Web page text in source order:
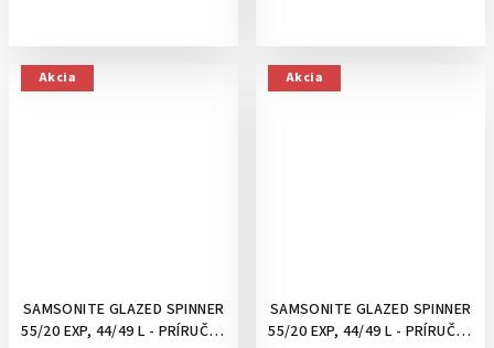
Akcia
SAMSONITE GLAZED SPINNER
55/20 EXP, 44/49 L - PRÍRUČNÝ
Akcia
SAMSONITE GLAZED SPINNER
55/20 EXP, 44/49 L - PRÍRUČNÝ